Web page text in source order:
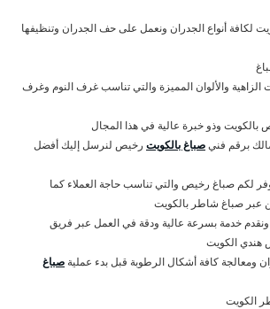
لكافة أنواع الجدران ونعمل على حف الجدران وتنظيفها
الزاهية والألوان المميزة والتي تناسب غرف النوم وغرف
وذو خبرة عالية في هذا المجال
برقم فنيصباغ بالكويت رخيص لنرسل إليك أفضل
لكم صباغ رخيص والتي تناسب حاجة العملاء كما
عبر صباغ شاطر بالكويت
ونقدم خدمة بسرعة عالية ودقة في العمل عبر فريق
الكويت
ومعالجة كافة أشكال الرطوبة قبل بدء عملية صباغ
الكويت